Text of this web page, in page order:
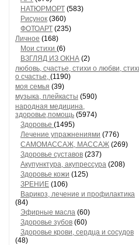
НАТЮРМОРТ (583)
Рисунок (360)
ФОТОАРТ (235)
Личное (168)
Мои стихи (6)
ВЗГЛЯД ИЗ ОКНА (2)
любовь, счастье, стихи о любви,
о счастье, (1190)
моя семья (39)
музыка, плейкасты (590)
народная медицина,
здоровье,помощь (5974)
Здоровье (1495)
Лечение упражнениями (776)
САМОМАССАЖ, МАССАЖ (269)
Здоровье суставов (237)
Акупунктура, акупрессура (208)
Здоровье кожи (125)
ЗРЕНИЕ (106)
Варикоз, лечение и профилактика
(84)
Эфирные масла (60)
Здоровье зубов (60)
Здоровье крови, сердца и сосудов
(48)